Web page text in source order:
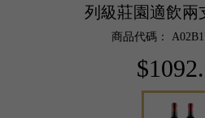
列級莊園適飲兩
商品代碼：